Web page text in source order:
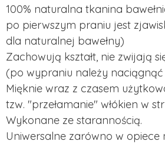
100% naturalna tkanina
po pierwszym praniu jest
dla naturalnej bawełny)
Zachowują kształt, nie zwijają
(po wypraniu należy
Mięknie wraz z czasem
tzw. "przełamanie" włókien w
Wykonane ze starannością.
Uniwersalne zarówno w opiece